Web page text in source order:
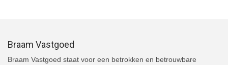
Braam Vastgoed
Braam Vastgoed staat voor een betrokken en betrouwbare